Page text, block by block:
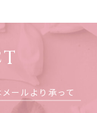
ールより承って